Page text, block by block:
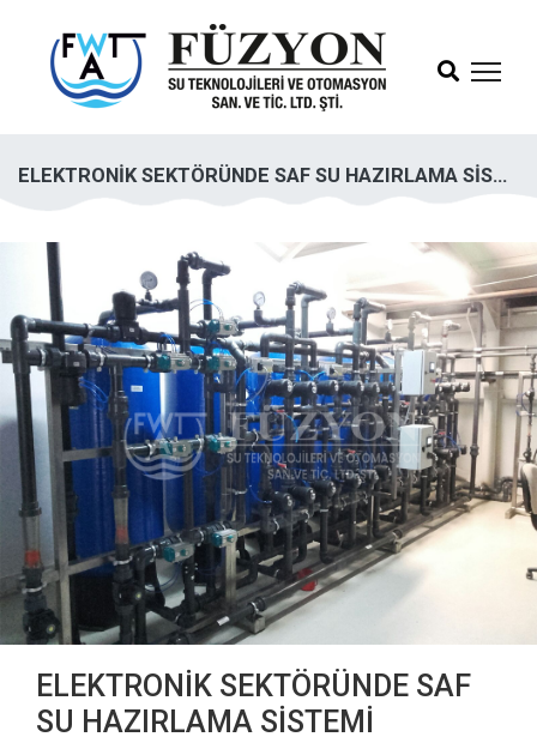
ELEKTRONİK SEKTÖRÜNDE SAF SU HAZIRLAMA SİSTEMİ
ELEKTRONİK SEKTÖRÜNDE SAF
SU HAZIRLAMA SİSTEMİ